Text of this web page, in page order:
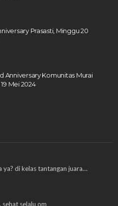
Prasasti, Minggu 20
Anniversary Komunitas Murai
Mei 2024
ya? di kelas tantangan juara…
selalu om